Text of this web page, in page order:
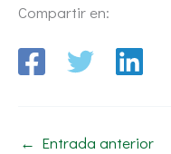
Compartir en:
← Entrada anterior